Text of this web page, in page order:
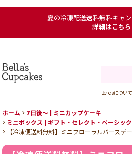
夏の冷凍配送送料無料キャ
詳細はこちら
Bellasについて
ホーム > 7日後〜 | ミニカップケーキ
> ミニボックス | ギフト・セレクト・ベーシック
>
【冷凍便送料無料】ミニフローラルバースデ